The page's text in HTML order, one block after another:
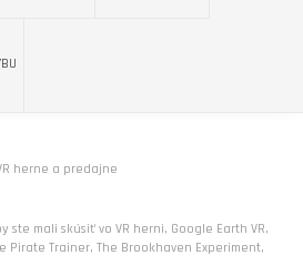
herne a predajne
ste mali skúsiť vo VR herni, Google Earth VR,
Pirate Trainer, The Brookhaven Experiment,